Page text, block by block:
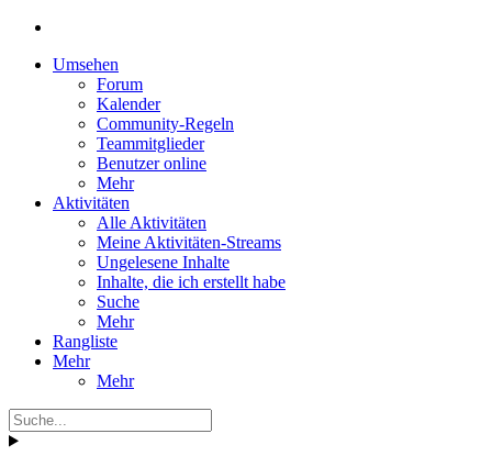
Umsehen
Forum
Kalender
Community-Regeln
Teammitglieder
Benutzer online
Mehr
Aktivitäten
Alle Aktivitäten
Meine Aktivitäten-Streams
Ungelesene Inhalte
Inhalte, die ich erstellt habe
Suche
Mehr
Rangliste
Mehr
Mehr